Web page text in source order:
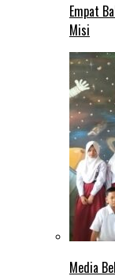
Empat
Misi
Media